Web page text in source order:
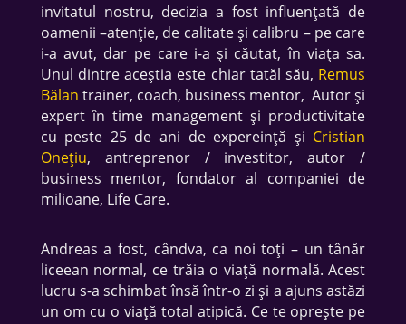
invitatul nostru, decizia a fost influențată de
oamenii –atenție, de calitate și calibru – pe care
i-a avut, dar pe care i-a și căutat, în viața sa.
Unul dintre aceștia este chiar tatăl său, Remus
Bălan trainer, coach, business mentor, Autor și
expert în time management și productivitate
cu peste 25 de ani de expereință și Cristian
Onețiu, antreprenor / investitor, autor /
business mentor, fondator al companiei de
milioane, Life Care.
Andreas a fost, cândva, ca noi toți – un tânăr
liceean normal, ce trăia o viață normală. Acest
lucru s-a schimbat însă într-o zi și a ajuns astăzi
un om cu o viață total atipică. Ce te oprește pe